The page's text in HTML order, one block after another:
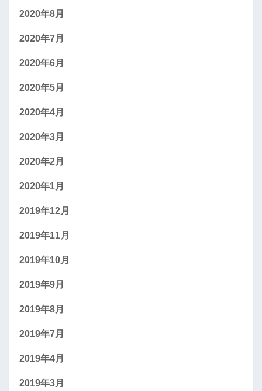
2020年8月
2020年7月
2020年6月
2020年5月
2020年4月
2020年3月
2020年2月
2020年1月
2019年12月
2019年11月
2019年10月
2019年9月
2019年8月
2019年7月
2019年4月
2019年3月